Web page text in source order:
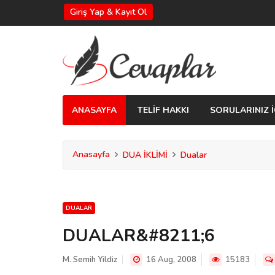
Giriş Yap & Kayıt Ol
ANASAYFA TELİF HAKKI SORULARINIZ
Anasayfa DUA İKLİMİ Dualar
DUALAR
DUALAR&#8211;6
M. Semih Yildiz 16 Aug, 2008 15183